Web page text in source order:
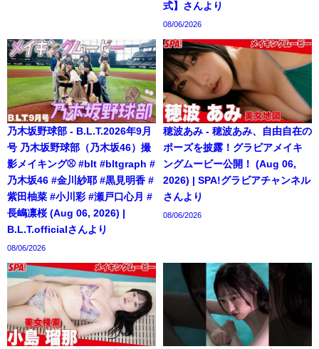
式】さんより
08/06/2026
乃木坂野球部 - B.L.T.2026年9月
号 乃木坂野球部（乃木坂46）撮
影メイキング⚾️ #blt #bltgraph #
乃木坂46 #金川紗耶 #黒見明香 #
紫田柚菜 #小川彩 #瀬戸口心月 #
長嶋凛桜 (Aug 06, 2026) |
B.L.T.officialさんより
08/06/2026
穂波あみ - 穂波あみ、自由自在の
ポーズを披露！グラビアメイキ
ングムービー公開！ (Aug 06,
2026) | SPA!グラビアチャンネル
さんより
08/06/2026